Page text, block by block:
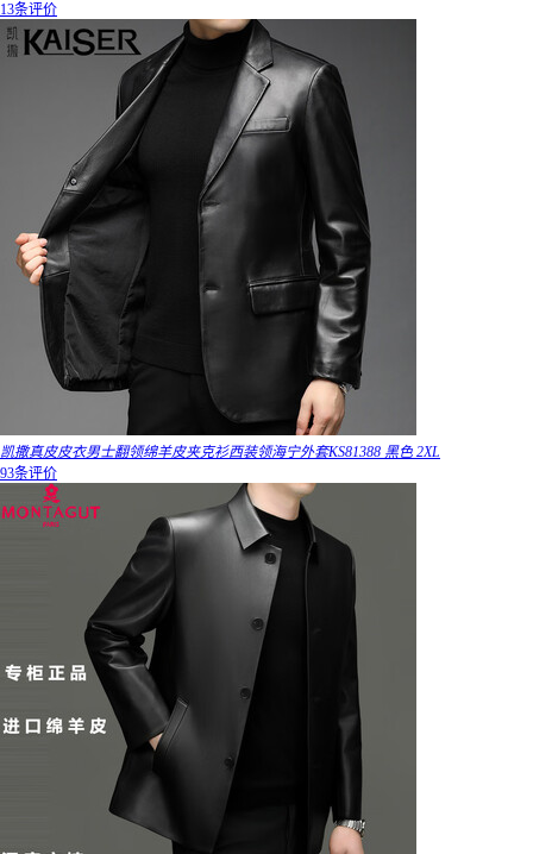
13条评价
凯撒真皮皮衣男士翻领绵羊皮夹克衫西装领海宁外套KS81388 黑色 2XL
93条评价